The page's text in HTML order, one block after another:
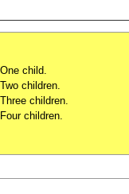
child.
children.
children.
children.